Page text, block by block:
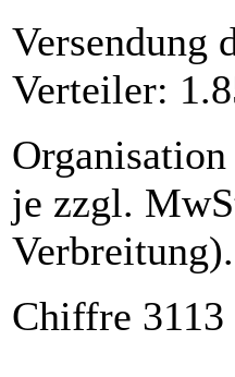
Versendung
Verteiler:
je zzgl.
Verbreitung).
Chiffre